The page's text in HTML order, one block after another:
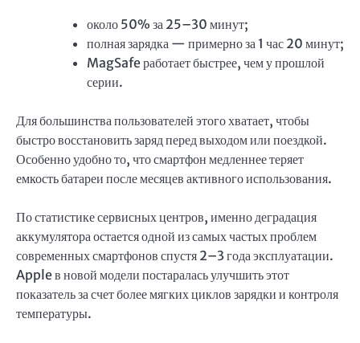
около 50% за 25–30 минут;
полная зарядка — примерно за 1 час 20 минут;
MagSafe работает быстрее, чем у прошлой
серии.
Для большинства пользователей этого хватает, чтобы
быстро восстановить заряд перед выходом или поездкой.
Особенно удобно то, что смартфон медленнее теряет
емкость батареи после месяцев активного использования.
По статистике сервисных центров, именно деградация
аккумулятора остается одной из самых частых проблем
современных смартфонов спустя 2–3 года эксплуатации.
Apple в новой модели постаралась улучшить этот
показатель за счет более мягких циклов зарядки и контроля
температуры.